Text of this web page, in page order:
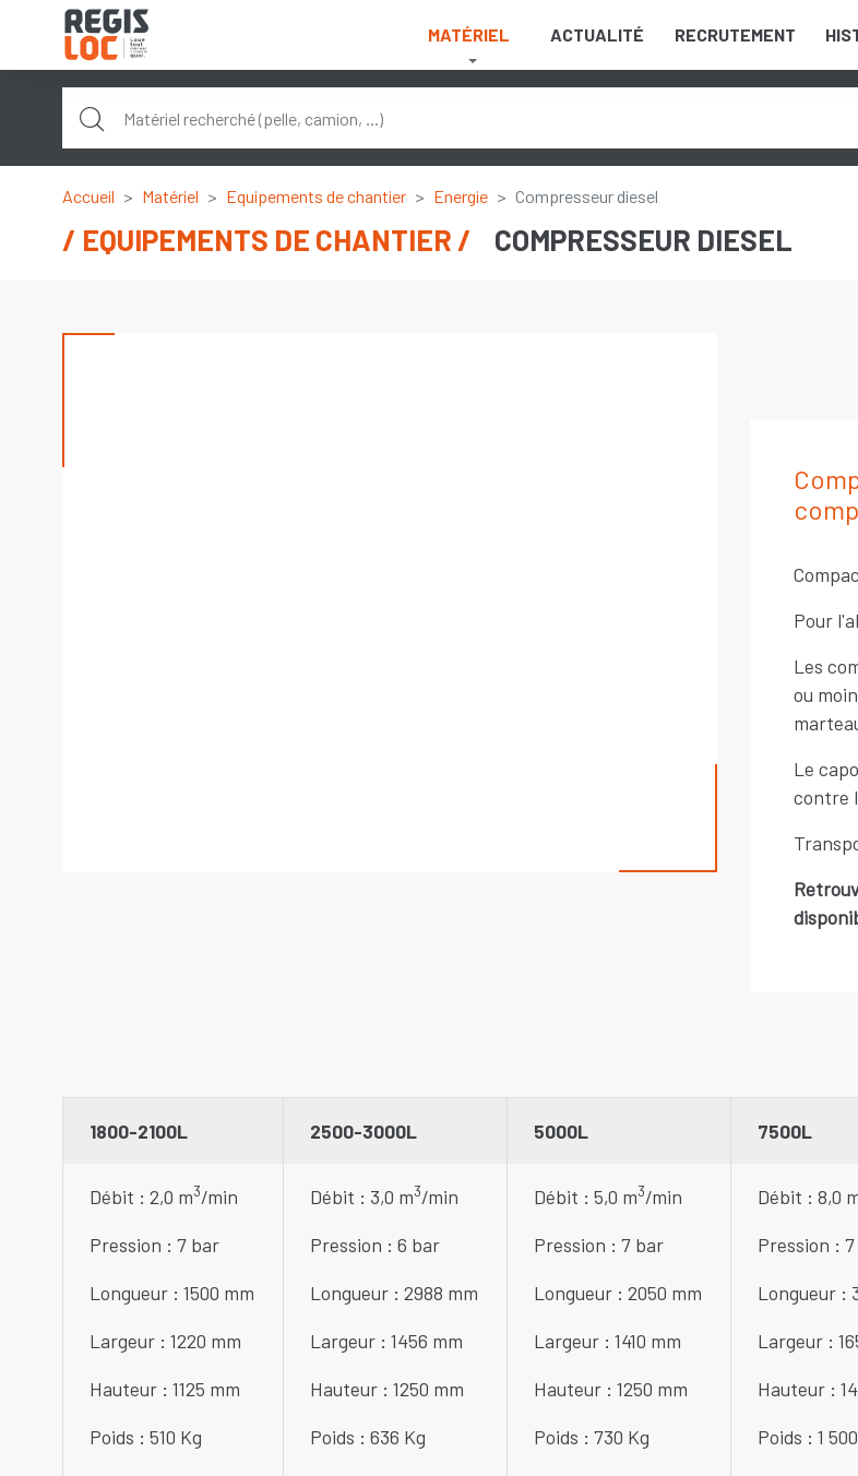
MATÉRIEL ACTUALITÉ RECRUTEMENT
Accueil Matériel Equipements de chantier Energie Compresseur diesel
COMPRESSEUR DIESEL
EQUIPEMENTS DE CHANTIER
Pour
Les
ou
Le
contre
1800-2100L
Débit : 2,0 m3/min
Pression : 7 bar
Longueur : 1500 mm
Largeur : 1220 mm
Hauteur : 1125 mm
Poids : 510 Kg
2500-3000L
Débit : 3,0 m3/min
Pression : 6 bar
Longueur : 2988 mm
Largeur : 1456 mm
Hauteur : 1250 mm
Poids : 636 Kg
5000L
Débit : 5,0 m3/min
Pression : 7 bar
Longueur : 2050 mm
Largeur : 1410 mm
Hauteur : 1250 mm
Poids : 730 Kg
7500L
Débit : 8,0
Pression :
Longueur :
Largeur :
Hauteur :
Poids : 1
Panneau de gestion des cookies